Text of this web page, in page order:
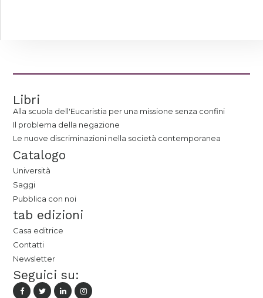
Libri
Alla scuola dell'Eucaristia per una missione senza confini
Il problema della negazione
Le nuove discriminazioni nella società contemporanea
Catalogo
Università
Saggi
Pubblica con noi
tab edizioni
Casa editrice
Contatti
Newsletter
Seguici su: